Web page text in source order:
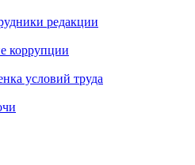
редакции
коррупции
условий труда